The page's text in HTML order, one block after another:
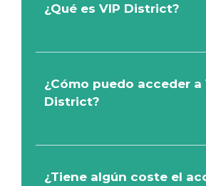
¿Qué es VIP District?
¿Cómo puedo acceder a
District?
¿Tiene algún coste el